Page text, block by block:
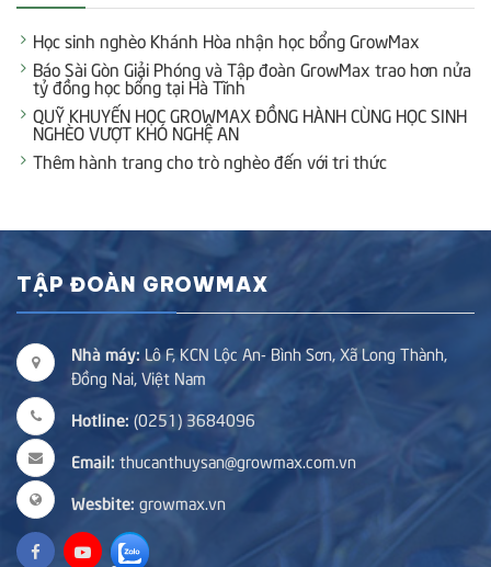
Học sinh nghèo Khánh Hòa nhận học bổng GrowMax
Báo Sài Gòn Giải Phóng và Tập đoàn GrowMax trao hơn nửa
tỷ đồng học bổng tại Hà Tĩnh
QUỸ KHUYẾN HỌC GROWMAX ĐỒNG HÀNH CÙNG HỌC SINH
NGHÈO VƯỢT KHÓ NGHỆ AN
Thêm hành trang cho trò nghèo đến với tri thức
TẬP ĐOÀN GROWMAX
Nhà máy: Lô F, KCN Lộc An- Bình Sơn, Xã Long Thành,
Đồng Nai, Việt Nam
Hotline: (0251) 3684096
Email: thucanthuysan@growmax.com.vn
Wesbite: growmax.vn